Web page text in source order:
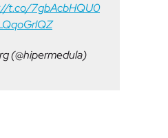
t.co/7gbAcbHQU0
(@hipermedula)